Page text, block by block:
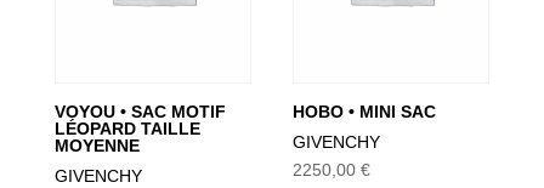
VOYOU • SAC MOTIF
LÉOPARD TAILLE
MOYENNE
GIVENCHY
HOBO • MINI SAC
GIVENCHY
2250,00€